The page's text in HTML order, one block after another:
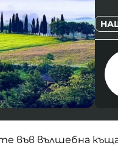
във вълшебна